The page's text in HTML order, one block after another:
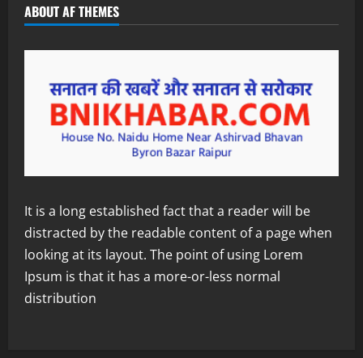
ABOUT AF THEMES
It is a long established fact that a reader will be
distracted by the readable content of a page when
looking at its layout. The point of using Lorem
Ipsum is that it has a more-or-less normal
distribution